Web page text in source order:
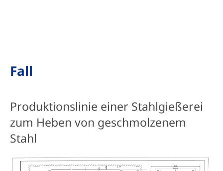
Fall
Produktionslinie einer Stahlgießerei
zum Heben von geschmolzenem
Stahl